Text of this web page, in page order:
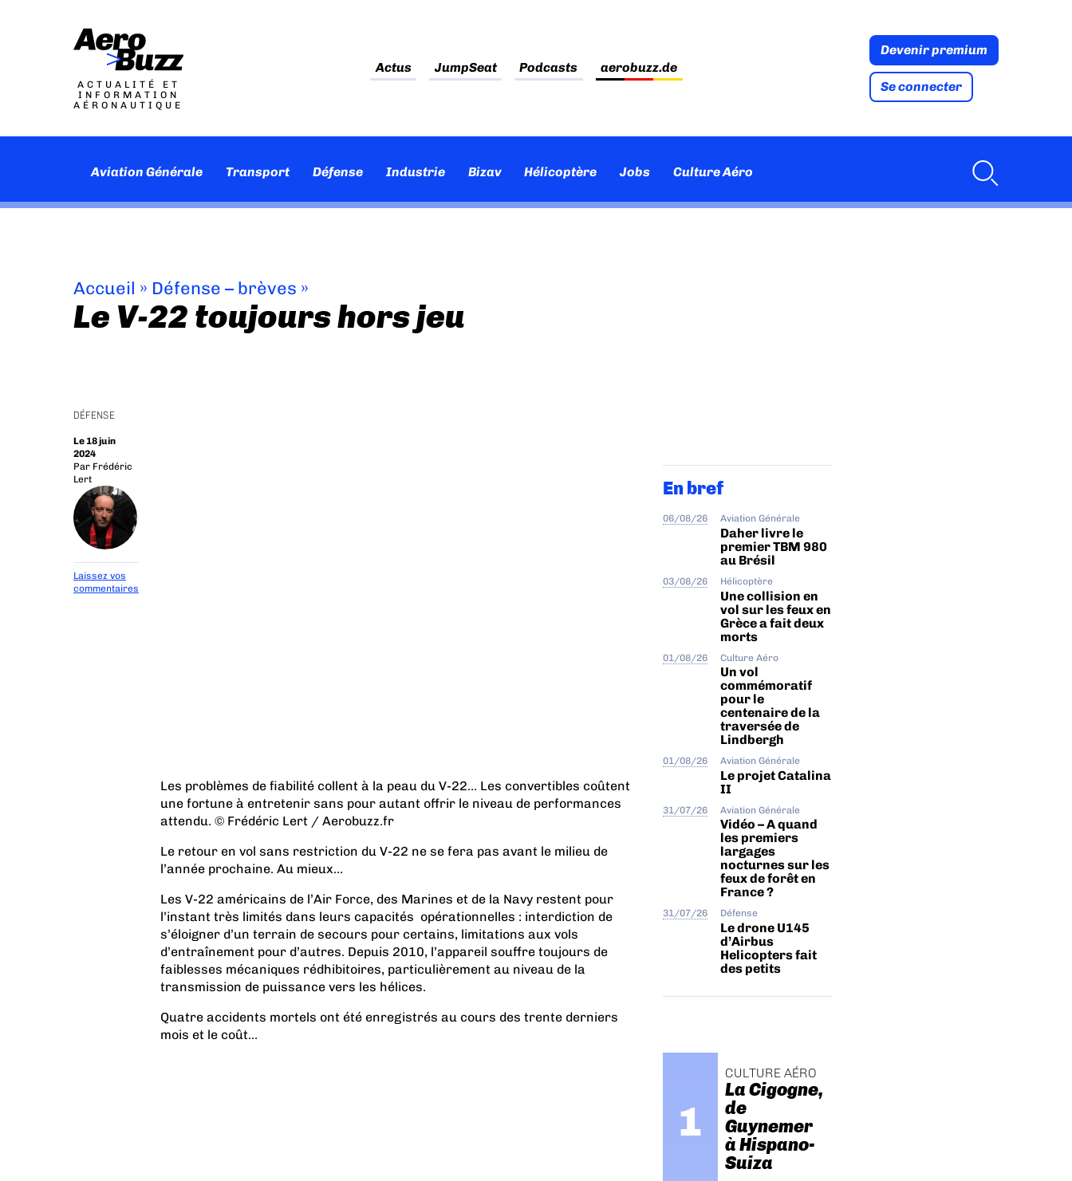
ACTUALITÉ ET
INFORMATION
AÉRONAUTIQUE
Actus JumpSeat Podcasts aerobuzz.de
Devenir premium
Se connecter
Aviation Générale Transport Défense Industrie Bizav Hélicoptère Jobs Culture Aéro
Accueil » Défense – brèves »
Le V-22 toujours hors jeu
DÉFENSE
Le 18 juin
2024
Par Frédéric
Lert
Laissez vos
commentaires
Les problèmes de fiabilité collent à la peau du V-22… Les convertibles coûtent
une fortune à entretenir sans pour autant offrir le niveau de performances
attendu. © Frédéric Lert / Aerobuzz.fr
Le retour en vol sans restriction du V-22 ne se fera pas avant le milieu de
l’année prochaine. Au mieux…
Les V-22 américains de l’Air Force, des Marines et de la Navy restent pour
l’instant très limités dans leurs capacités opérationnelles : interdiction de
s’éloigner d’un terrain de secours pour certains, limitations aux vols
d’entraînement pour d’autres. Depuis 2010, l’appareil souffre toujours de
faiblesses mécaniques rédhibitoires, particulièrement au niveau de la
transmission de puissance vers les hélices.
Quatre accidents mortels ont été enregistrés au cours des trente derniers
mois et le coût...
En bref
06/08/26 Aviation Générale
Daher livre le
premier TBM 980
au Brésil
03/08/26 Hélicoptère
Une collision en
vol sur les feux en
Grèce a fait deux
morts
01/08/26 Culture Aéro
Un vol
commémoratif
pour le
centenaire de la
traversée de
Lindbergh
01/08/26 Aviation Générale
Le projet Catalina
II
31/07/26 Aviation Générale
Vidéo – A quand
les premiers
largages
nocturnes sur les
feux de forêt en
France ?
31/07/26 Défense
Le drone U145
d’Airbus
Helicopters fait
des petits
CULTURE AÉRO
La Cigogne,
de
Guynemer
à Hispano-
Suiza